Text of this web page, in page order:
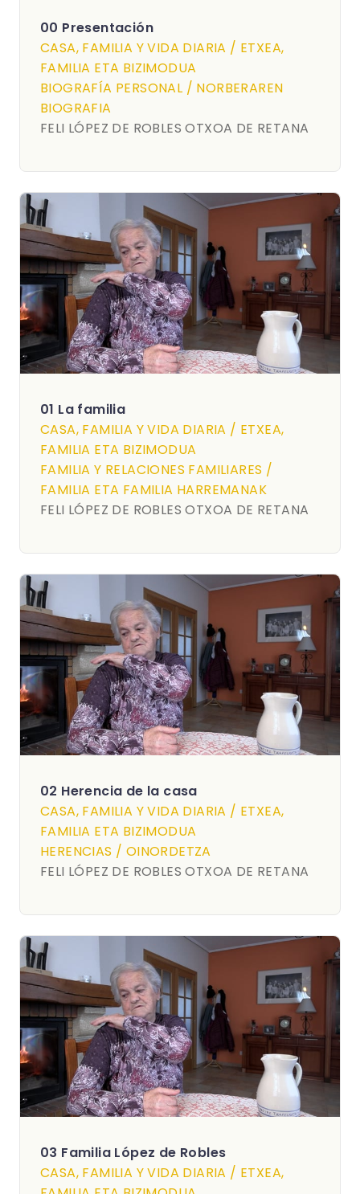
00 Presentación
CASA, FAMILIA Y VIDA DIARIA / ETXEA,
FAMILIA ETA BIZIMODUA
BIOGRAFÍA PERSONAL / NORBERAREN
BIOGRAFIA
FELI LÓPEZ DE ROBLES OTXOA DE RETANA
01 La familia
CASA, FAMILIA Y VIDA DIARIA / ETXEA,
FAMILIA ETA BIZIMODUA
FAMILIA Y RELACIONES FAMILIARES /
FAMILIA ETA FAMILIA HARREMANAK
FELI LÓPEZ DE ROBLES OTXOA DE RETANA
02 Herencia de la casa
CASA, FAMILIA Y VIDA DIARIA / ETXEA,
FAMILIA ETA BIZIMODUA
HERENCIAS / OINORDETZA
FELI LÓPEZ DE ROBLES OTXOA DE RETANA
03 Familia López de Robles
CASA, FAMILIA Y VIDA DIARIA / ETXEA,